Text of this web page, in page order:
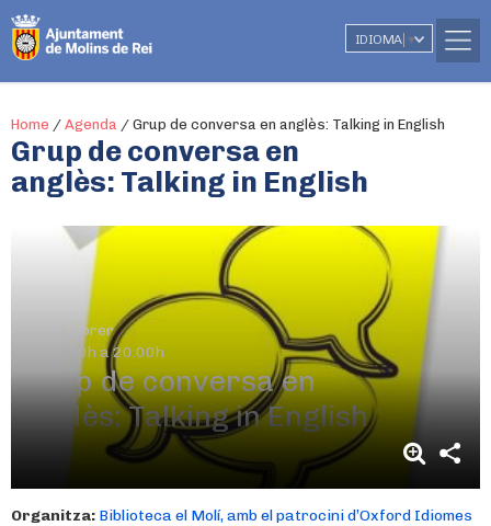
IDIOMA ▼
Home / Agenda / Grup de conversa en anglès: Talking in English
Grup de conversa en
anglès: Talking in English
25 de febrer
De 19.00h a 20.00h
Grup de conversa en
anglès: Talking in English
Organitza: Biblioteca el Molí, amb el patrocini d’Oxford Idiomes